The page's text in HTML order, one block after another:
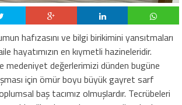
hafızasını ve bilgi birikimini yansıtmaları
hayatımızın en kıymetli hazineleridir.
medeniyet değerlerimizi dünden bugüne
için ömür boyu büyük gayret sarf
baş tacımız olmuşlardır. Tecrübeleri